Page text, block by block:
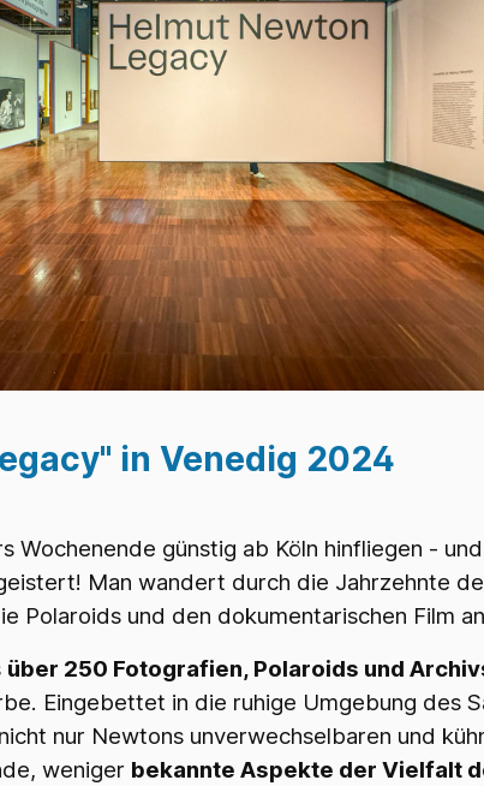
in Venedig 2024
Wochenende günstig ab Köln hinfliegen -
Man wandert durch die Jahrzehnte
Polaroids und den dokumentarischen Film
über 250 Fotografien, Polaroids und
Eingebettet in die ruhige Umgebung des
nur Newtons unverwechselbaren und
weniger bekannte Aspekte der Vielfalt